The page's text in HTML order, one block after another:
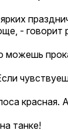
- говорит
можешь
красная.
танке!